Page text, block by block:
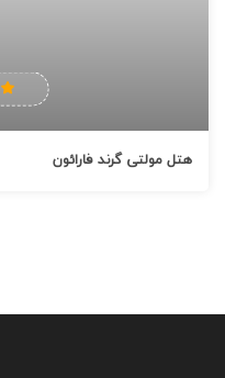
فرودگاهی پارکینگ
هتل مولتی گرند فارائون